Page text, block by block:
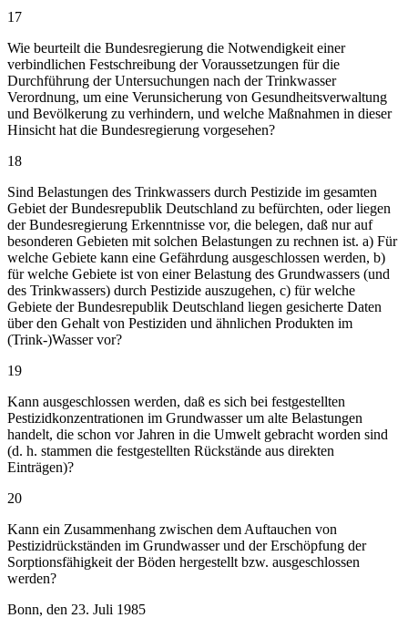
17
Wie beurteilt die Bundesregierung die Notwendigkeit einer
verbindlichen Festschreibung der Voraussetzungen für die
Durchführung der Untersuchungen nach der Trinkwasser
Verordnung, um eine Verunsicherung von Gesundheitsverwaltung
und Bevölkerung zu verhindern, und welche Maßnahmen in dieser
Hinsicht hat die Bundesregierung vorgesehen?
18
Sind Belastungen des Trinkwassers durch Pestizide im gesamten
Gebiet der Bundesrepublik Deutschland zu befürchten, oder liegen
der Bundesregierung Erkenntnisse vor, die belegen, daß nur auf
besonderen Gebieten mit solchen Belastungen zu rechnen ist. a) Für
welche Gebiete kann eine Gefährdung ausgeschlossen werden, b)
für welche Gebiete ist von einer Belastung des Grundwassers (und
des Trinkwassers) durch Pestizide auszugehen, c) für welche
Gebiete der Bundesrepublik Deutschland liegen gesicherte Daten
über den Gehalt von Pestiziden und ähnlichen Produkten im
(Trink-)Wasser vor?
19
Kann ausgeschlossen werden, daß es sich bei festgestellten
Pestizidkonzentrationen im Grundwasser um alte Belastungen
handelt, die schon vor Jahren in die Umwelt gebracht worden sind
(d. h. stammen die festgestellten Rückstände aus direkten
Einträgen)?
20
Kann ein Zusammenhang zwischen dem Auftauchen von
Pestizidrückständen im Grundwasser und der Erschöpfung der
Sorptionsfähigkeit der Böden hergestellt bzw. ausgeschlossen
werden?
Bonn, den 23. Juli 1985